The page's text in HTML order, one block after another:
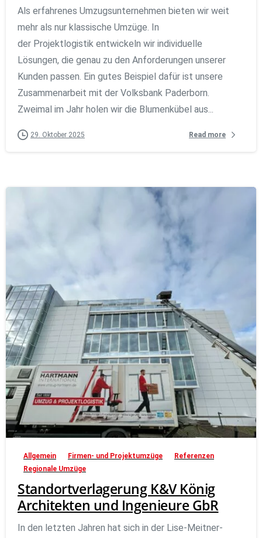
Als erfahrenes Umzugsunternehmen bieten wir weit
mehr als nur klassische Umzüge. In
der Projektlogistik entwickeln wir individuelle
Lösungen, die genau zu den Anforderungen unserer
Kunden passen. Ein gutes Beispiel dafür ist unsere
Zusammenarbeit mit der Volksbank Paderborn.
Zweimal im Jahr holen wir die Blumenkübel aus...
29. Oktober 2025 Read more
Allgemein Firmen- und Projektumzüge
Referenzen
Regionale Umzüge
Standortverlagerung K&V König
Architekten und Ingenieure GbR
In den letzten Jahren hat sich in der Lise-Meitner-